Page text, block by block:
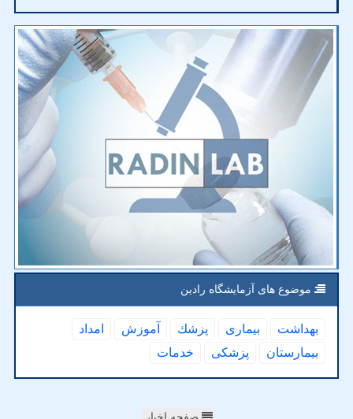
موضوع های آزمایشگاه رادین
بهداشت بیماری پزشك آموزش
امداد
بیمارستان
پزشكی خدمات